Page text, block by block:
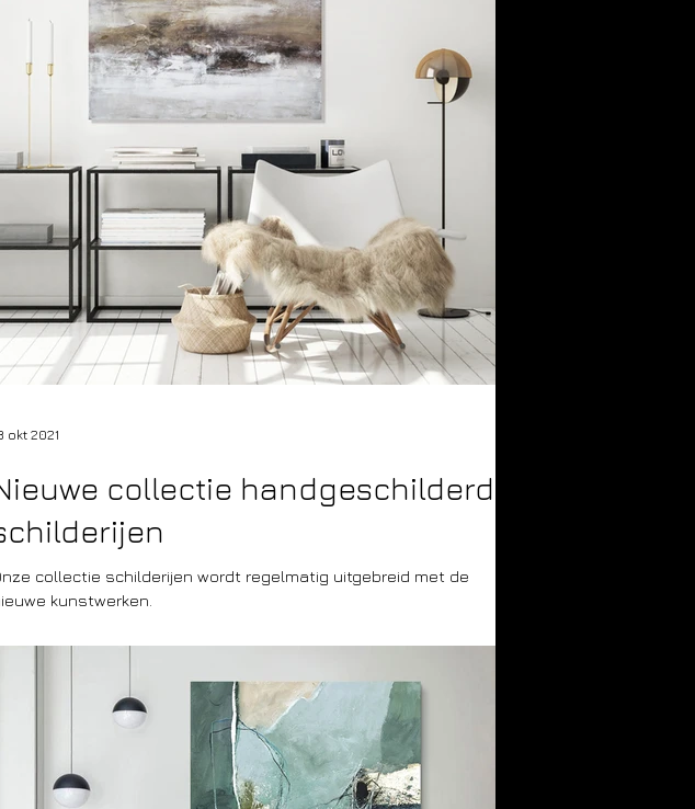
collectie handgeschilderde
collectie schilderijen wordt regelmatig uitgebreid met de
kunstwerken.
okt 2021